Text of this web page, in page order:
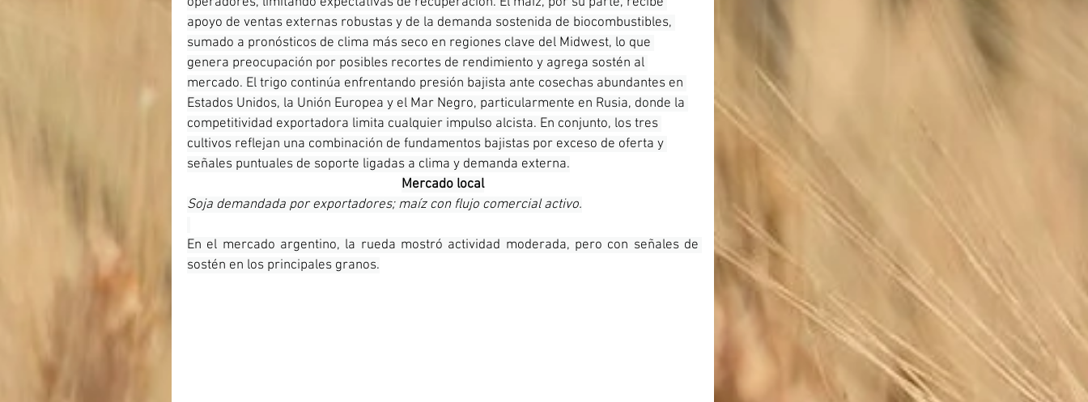
apoyo de ventas externas robustas y de la demanda sostenida de biocombustibles,
sumado a pronósticos de clima más seco en regiones clave del Midwest, lo que
genera preocupación por posibles recortes de rendimiento y agrega sostén al
mercado. El trigo continúa enfrentando presión bajista ante cosechas abundantes en
Estados Unidos, la Unión Europea y el Mar Negro, particularmente en Rusia, donde la
competitividad exportadora limita cualquier impulso alcista. En conjunto, los tres
cultivos reflejan una combinación de fundamentos bajistas por exceso de oferta y
señales puntuales de soporte ligadas a clima y demanda externa.
Mercado local
Soja demandada por exportadores; maíz con flujo comercial activo.
En el mercado argentino, la rueda mostró actividad moderada, pero con señales de
sostén en los principales granos.